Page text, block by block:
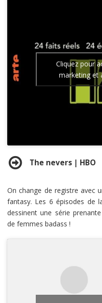
Cliquez pour
marketing et
The nevers | HBO
On change de registre avec
fantasy. Les 6 épisodes de
dessinent une série
de femmes badass !